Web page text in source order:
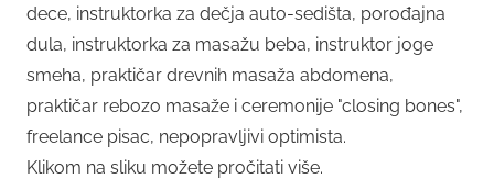
dece, instruktorka za dečja auto-sedišta, porođajna
dula, instruktorka za masažu beba, instruktor joge
smeha, praktičar drevnih masaža abdomena,
praktičar rebozo masaže i ceremonije "closing bones",
freelance pisac, nepopravljivi optimista.
Klikom na sliku možete pročitati više.